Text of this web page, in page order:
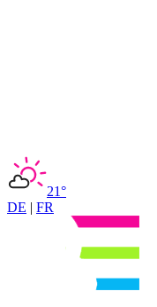
21°
DE | FR